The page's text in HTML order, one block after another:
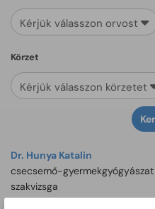
Kérjük válasszon orvost
Körzet
Kérjük válasszon körzetet
Dr. Hunya Katalin
csecsemő-
szakvizsga
1. Gyermekkörzet Trefort u. 3.,